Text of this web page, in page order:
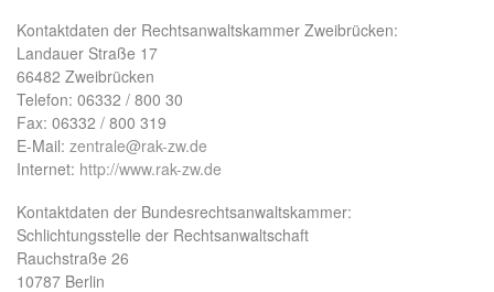
Kontaktdaten der Rechtsanwaltskammer Zweibrücken:
Landauer Straße 17
66482 Zweibrücken
Telefon: 06332 / 800 30
Fax: 06332 / 800 319
E-Mail: zentrale@rak-zw.de
Internet: http://www.rak-zw.de
Kontaktdaten der Bundesrechtsanwaltskammer:
Schlichtungsstelle der Rechtsanwaltschaft
Rauchstraße 26
10787 Berlin